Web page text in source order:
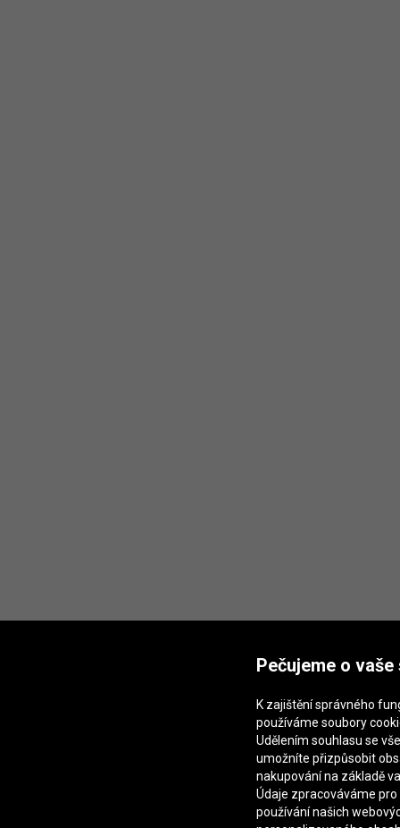
Pečujeme o
K zajištění správného
používáme soubory
Udělením souhlasu se
umožníte přizpůsobit
nakupování na základě
Údaje zpracováváme pro
používání našich